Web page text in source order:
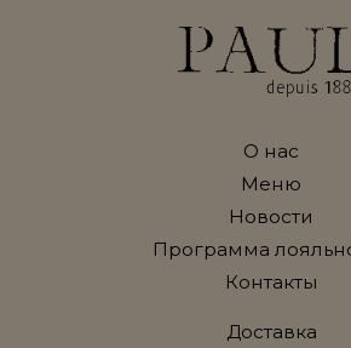
О нас
Меню
Новости
Программа
Контакты
Доставка